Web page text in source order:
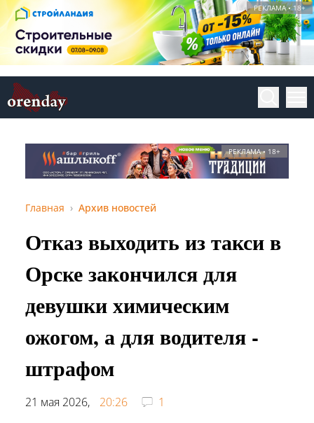
РЕКЛАМА • 18+
РЕКЛАМА • 18+
Главная Архив новостей
Отказ выходить из такси в
Орске закончился для
девушки химическим
ожогом, а для водителя -
штрафом
21 мая 2026, 20:26
1